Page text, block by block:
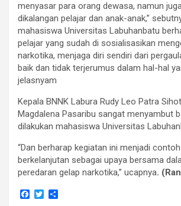
menyasar para orang dewasa, namun
dikalangan pelajar dan anak-anak,”
mahasiswa Universitas Labuhanbatu
pelajar yang sudah di sosialisasikan
narkotika, menjaga diri sendiri dari
baik dan tidak terjerumus dalam hal-hal
jelasnyam
Kepala BNNK Labura Rudy Leo Patra
Magdalena Pasaribu sangat menyambut
dilakukan mahasiswa Universitas
“Dan berharap kegiatan ini menjadi
berkelanjutan sebagai upaya bersama
peredaran gelap narkotika,” ucapnya.
F
T